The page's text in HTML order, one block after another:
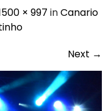
× 997 inCanario
Next →